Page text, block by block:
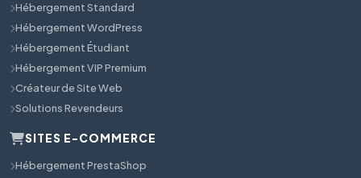
Hébergement Standard
Hébergement WordPress
Hébergement Étudiant
Hébergement VIP Premium
Créateur de Site Web
Solutions Revendeurs
SITES E-COMMERCE
Hébergement PrestaShop